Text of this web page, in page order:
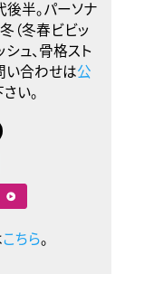
後半。パーソナ
（冬春ビビッ
シュ、骨格スト
い合わせは公
い。
こちら。